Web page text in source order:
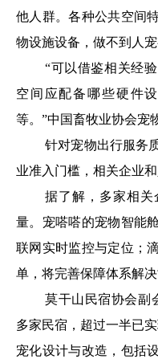
他人群。各种公共空间
物设施设备，做不到人
“可以借鉴相关经
空间应配备哪些硬件
等。”中国畜牧业协会宠
针对宠物出行服务
业准入门槛，相关企业
据了解，多家相
量。宠嗒嗒的宠物智能
联网实时监控与定位；
单，将完善保障体系解
莫干山民宿协会副
多家民宿，超过一半已
宠化设计与改造，包括